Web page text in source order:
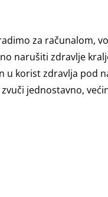
za računalom,
narušiti zdravlje
korist zdravlja pod
jednostavno,